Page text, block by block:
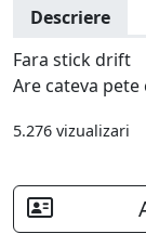
Descriere
Fara stick drift
Are cateva
5.276 vizualizari